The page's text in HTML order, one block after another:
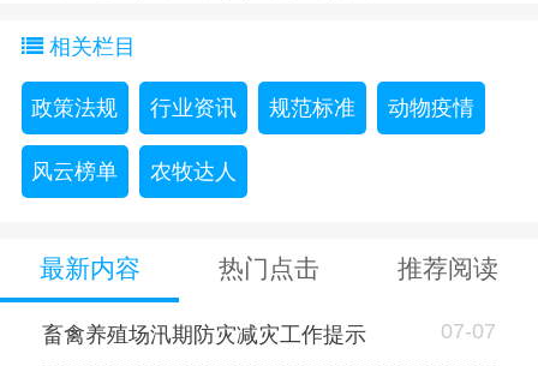
相关栏目
政策法规 行业资讯 规范标准 动物疫情
风云榜单 农牧达人
最新内容 热门点击 推荐阅读
畜禽养殖场汛期防灾减灾工作提示 07-07